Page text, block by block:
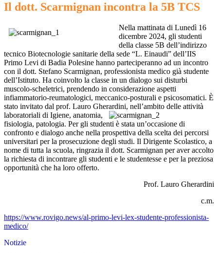
Il dott. Scarmignan incontra la 5B TCS
Nella mattinata di Lunedì 16
dicembre 2024, gli studenti
della classe 5B dell’indirizzo
tecnico Biotecnologie sanitarie della sede “L. Einaudi” dell’IIS
Primo Levi di Badia Polesine hanno parteciperanno ad un incontro
con il dott. Stefano Scarmignan, professionista medico già studente
dell’Istituto. Ha coinvolto la classe in un dialogo sui disturbi
muscolo-scheletrici, prendendo in considerazione aspetti
infiammatorio-reumatologici, meccanico-posturali e psicosomatici. È
stato invitato dal prof. Lauro Gherardini, nell’ambito delle attività
laboratoriali di Igiene, anatomia,
fisiologia, patologia. Per gli studenti è stata un’occasione di
confronto e dialogo anche nella prospettiva della scelta dei percorsi
universitari per la prosecuzione degli studi. Il Dirigente Scolastico, a
nome di tutta la scuola, ringrazia il dott. Scarmignan peraver accolto
la richiesta di incontrare gli studenti e le studentesse e per la preziosa
opportunità che ha loro offerto.
Prof. Lauro Gherardini
c.m.
https://www.rovigo.news/al-primo-levi-lex-studente-professionista-
medico/
Notizie